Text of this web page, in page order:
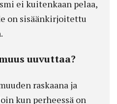
ei kuitenkaan pelaa,
on sisäänkirjoitettu
uuvuttaa?
raskaana ja
kun perheessä on